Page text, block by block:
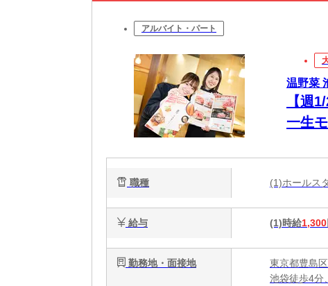
アルバイト・パート
温野菜
【週
一生
職種 (1)ホールス
給与 (1)時給1,300
勤務地・面接地
東京都豊島
池袋徒歩4分